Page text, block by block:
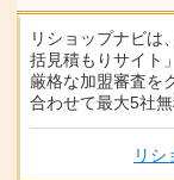
リショップナビは
括見積もりサイト
厳格な加盟審査を
合わせて最大5社
リシ